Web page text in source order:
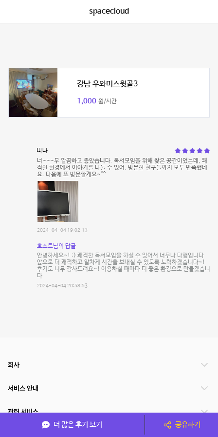
spacecloud
강남 우와미스윗골3
1,000 원/시간
따냐
너~~~무 깔끔하고 좋았습니다. 독서모임을 위해 찾은 공간이었는데, 쾌
적한 환경에서 이야기를 나눌 수 있어, 방문한 친구들까지 모두 만족했네
요. 다음에 또 방문할게요~^^
2024-04-04 19:02:13
호스트님의 답글
안녕하세요~! :) 쾌적한 독서모임을 하실 수 있어서 너무나 다행입니다
앞으로 더 쾌적하고 알차게 시간을 보내실 수 있도록 노력하겠습니다~!
후기도 너무 감사드려요~! 이용하실 때마다 더 좋은 환경으로 만들겠습니
다
2024-04-04 20:58:53
더 많은 후기 보기 공유하기
회사
서비스 안내
관련 서비스